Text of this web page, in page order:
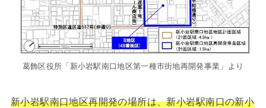
葛飾区役所「新小岩駅南口地区第一種市街地再開発事業」より
新小岩駅南口地区再開発の場所は、新小岩駅南口の新小